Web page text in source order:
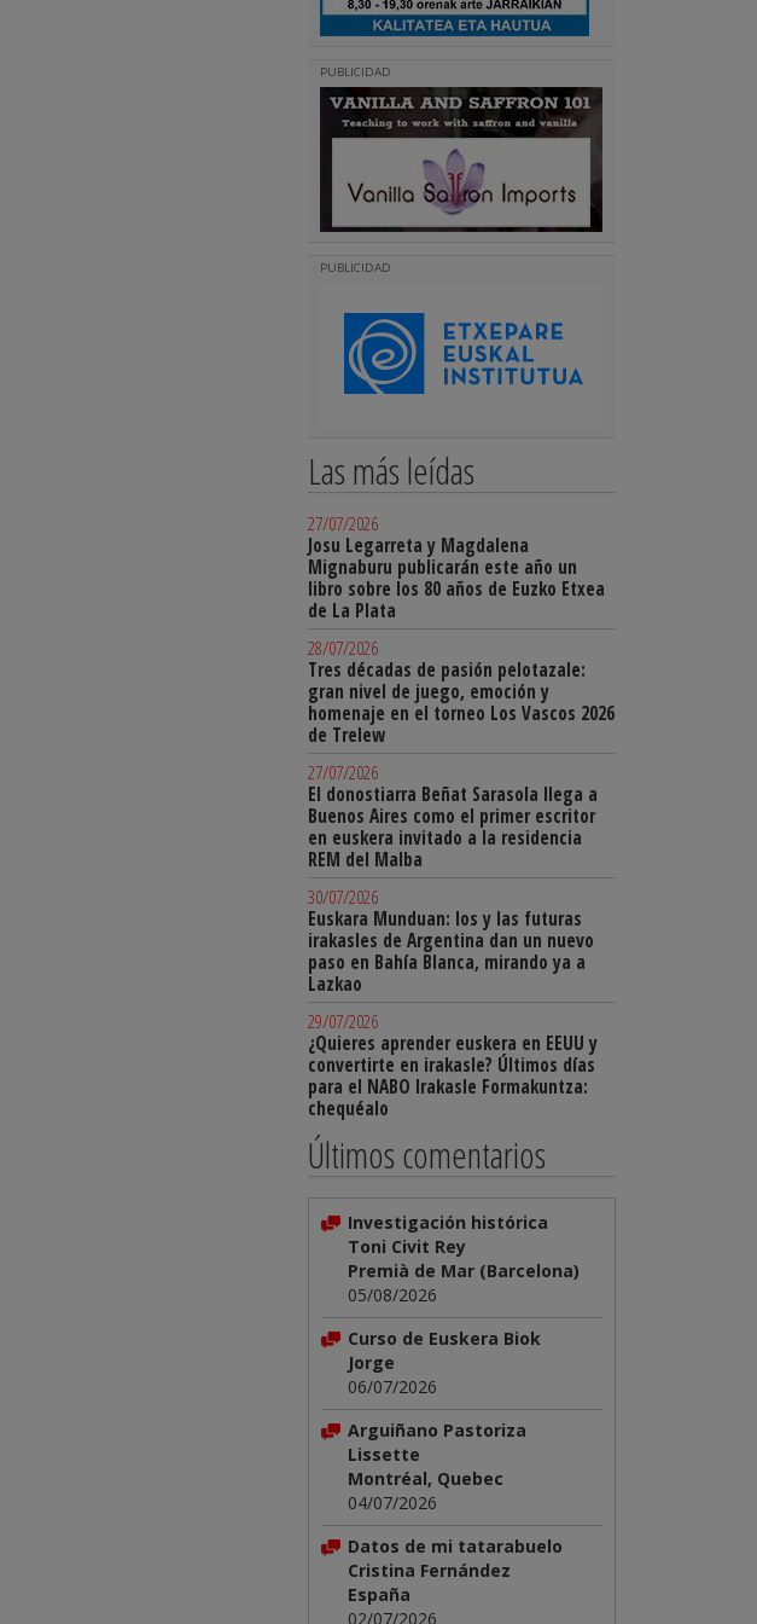
PUBLICIDAD
PUBLICIDAD
Las más leídas
27/07/2026
Josu Legarreta y Magdalena
Mignaburu publicarán este año un
libro sobre los 80 años de Euzko Etxea
de La Plata
28/07/2026
Tres décadas de pasión pelotazale:
gran nivel de juego, emoción y
homenaje en el torneo Los Vascos 2026
de Trelew
27/07/2026
El donostiarra Beñat Sarasola llega a
Buenos Aires como el primer escritor
en euskera invitado a la residencia
REM del Malba
30/07/2026
Euskara Munduan: los y las futuras
irakasles de Argentina dan un nuevo
paso en Bahía Blanca, mirando ya a
Lazkao
29/07/2026
¿Quieres aprender euskera en EEUU y
convertirte en irakasle? Últimos días
para el NABO Irakasle Formakuntza:
chequéalo
Últimos comentarios
Investigación histórica
Toni Civit Rey
Premià de Mar (Barcelona)
05/08/2026
Curso de Euskera Biok
Jorge
06/07/2026
Arguiñano Pastoriza
Lissette
Montréal, Quebec
04/07/2026
Datos de mi tatarabuelo
Cristina Fernández
España
02/07/2026